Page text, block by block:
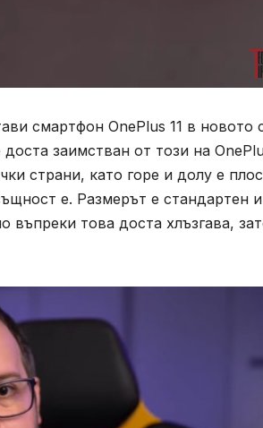
смартфон OnePlus 11 в новото
заимстван от този на
страни, като горе и долу е
е. Размерът е стандартен и
въпреки това доста хлъзгава,